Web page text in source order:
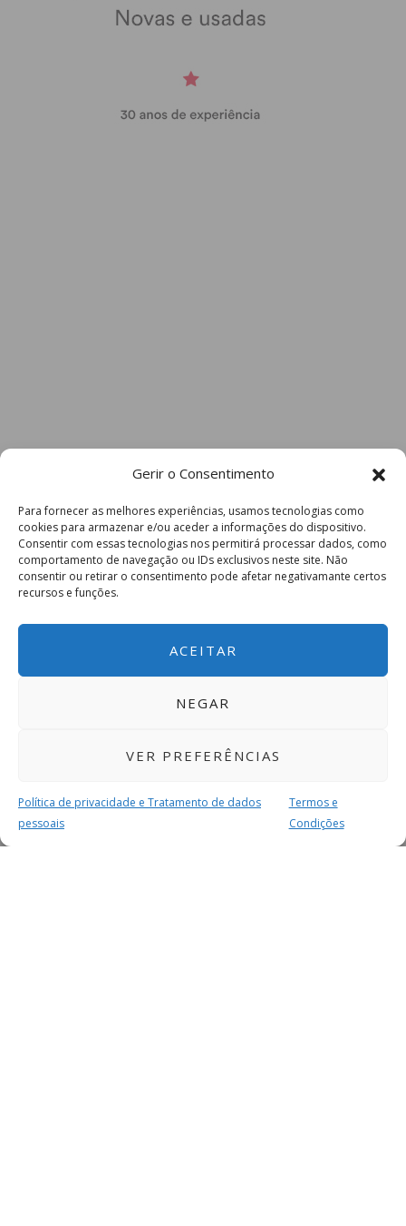
Gerir o Consentimento
Para fornecer as melhores experiências, usamos tecnologias como
cookies para armazenar e/ou aceder a informações do dispositivo.
Consentir com essas tecnologias nos permitirá processar dados, como
comportamento de navegação ou IDs exclusivos neste site. Não
consentir ou retirar o consentimento pode afetar negativamante certos
recursos e funções.
ACEITAR
NEGAR
VER PREFERÊNCIAS
Política de privacidade e Tratamento de dados
pessoais
Termos e
Condições